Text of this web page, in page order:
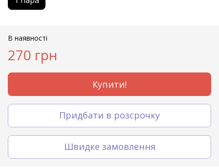
В наявності
270 грн
Купити!
Придбати в розсрочку
Швидке замовлення